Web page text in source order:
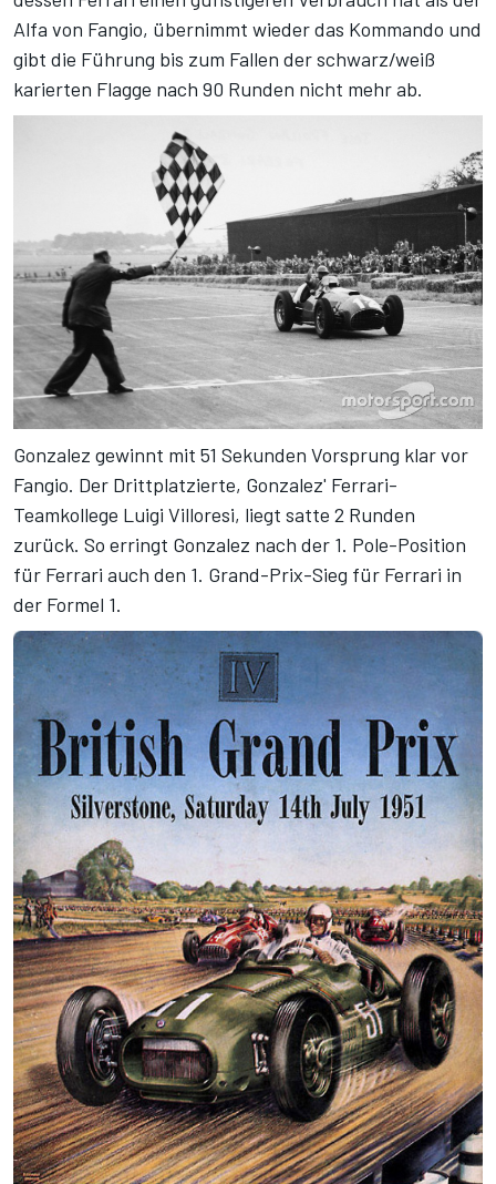
Alfa von Fangio, übernimmt wieder das Kommando und
gibt die Führung bis zum Fallen der schwarz/weiß
karierten Flagge nach 90 Runden nicht mehr ab.
Gonzalez gewinnt mit 51 Sekunden Vorsprung klar vor
Fangio. Der Drittplatzierte, Gonzalez' Ferrari-
Teamkollege Luigi Villoresi, liegt satte 2 Runden
zurück. So erringt Gonzalez nach der 1. Pole-Position
für Ferrari auch den 1. Grand-Prix-Sieg für Ferrari in
der Formel 1.